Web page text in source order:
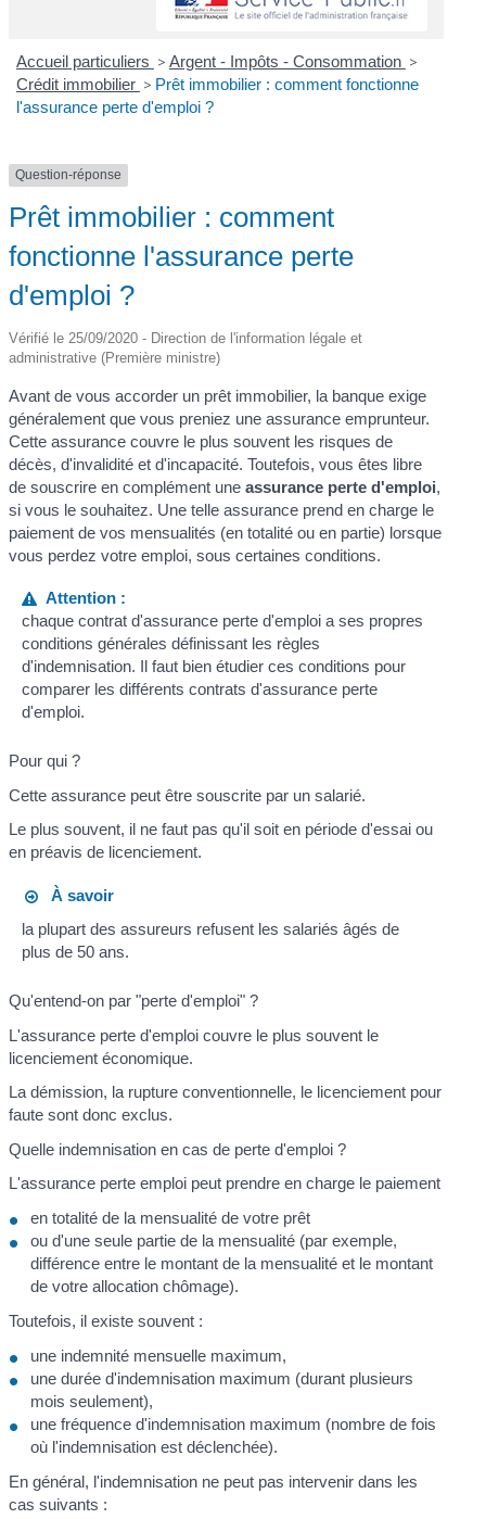
Accueil particuliers > Argent - Impôts - Consommation >
Crédit immobilier > Prêt immobilier : comment fonctionne
l'assurance perte d'emploi ?
Question-réponse
Prêt immobilier : comment
fonctionne l'assurance perte
d'emploi ?
Vérifié le 25/09/2020 - Direction de l'information légale et
administrative (Première ministre)
Avant de vous accorder un prêt immobilier, la banque exige
généralement que vous preniez une assurance emprunteur.
Cette assurance couvre le plus souvent les risques de
décès, d'invalidité et d'incapacité. Toutefois, vous êtes libre
de souscrire en complément uneassurance perte d'emploi,
si vous le souhaitez. Une telle assurance prend en charge le
paiement de vos mensualités (en totalité ou en partie) lorsque
vous perdez votre emploi, sous certaines conditions.
Attention :
chaque contrat d'assurance perte d'emploi a ses propres
conditions générales définissant les règles
d'indemnisation. Il faut bien étudier ces conditions pour
comparer les différents contrats d'assurance perte
d'emploi.
Pour qui ?
Cette assurance peut être souscrite par un salarié.
Le plus souvent, il ne faut pas qu'il soit en période d'essai ou
en préavis de licenciement.
À savoir
la plupart des assureurs refusent les salariés âgés de
plus de 50 ans.
Qu'entend-on par "perte d'emploi" ?
L'assurance perte d'emploi couvre le plus souvent le
licenciement économique.
La démission, la rupture conventionnelle, le licenciement pour
faute sont donc exclus.
Quelle indemnisation en cas de perte d'emploi ?
L'assurance perte emploi peut prendre en charge le paiement
en totalité de la mensualité de votre prêt
ou d'une seule partie de la mensualité (par exemple,
différence entre le montant de la mensualité et le montant
de votre allocation chômage).
Toutefois, il existe souvent :
une indemnité mensuelle maximum,
une durée d'indemnisation maximum (durant plusieurs
mois seulement),
une fréquence d'indemnisation maximum (nombre de fois
où l'indemnisation est déclenchée).
En général, l'indemnisation ne peut pas intervenir dans les
cas suivants :